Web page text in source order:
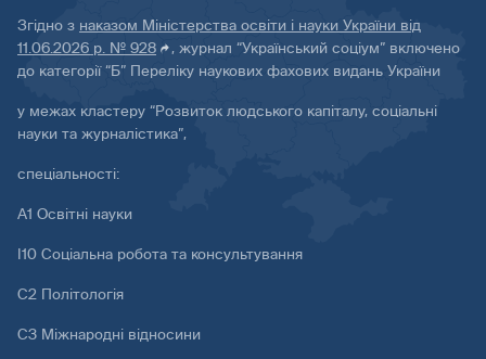
Згідно з наказом Міністерства освіти і науки України від
11.06.2026 р. № 928
, журнал “Український соціум” включено
до категорії “Б” Переліку наукових фахових видань України
у межах кластеру “Розвиток людського капіталу, соціальні
науки та журналістика”,
спеціальності:
А1 Освітні науки
І10 Соціальна робота та консультування
С2 Політологія
С3 Міжнародні відносини